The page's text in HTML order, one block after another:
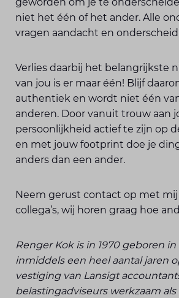
niet het één of het ander. Alle
vragen aandacht en
Verlies daarbij het belangrijkste
van jou is er maar één! Blijf
authentiek en wordt niet één
anderen. Door vanuit trouw aan
persoonlijkheid actief te zijn op
en met jouw footprint doe je
anders dan een ander.
Neem gerust contact op met
collega’s, wij horen graag hoe
Renger Kok is in 1970 geboren
inmiddels een heel aantal jaren
vestiging van Lansigt
belastingadviseurs werkzaam als